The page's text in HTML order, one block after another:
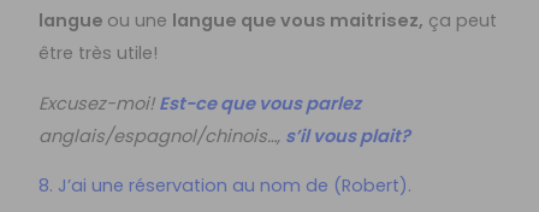
langue ou une langue que vous maitrisez, ça peut
être très utile!
Excusez-moi! Est-ce que vous parlez
anglais/espagnol/chinois…, s’il vous plait?
8. J’ai une réservation au nom de (Robert).